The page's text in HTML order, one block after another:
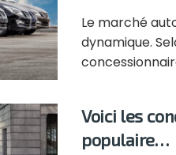
Le marché
dynamique.
Voici les
populaire…